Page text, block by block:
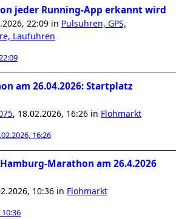
jeder Running-App erkannt wird
22:09 in Pulsuhren, GPS,
Laufuhren
am 26.04.2026: Startplatz
, 18.02.2026, 16:26 in Flohmarkt
16:26
Marathon am 26.4.2026
10:36 in Flohmarkt
10:36